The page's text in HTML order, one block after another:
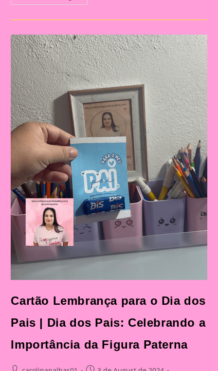
Para
Dia
Dia
Dos
Pais:
Celebração
E
Aprendizado
Na
Educação
Infantil
E
Fundamental
Cartão Lembrança para o Dia dos
Pais | Dia dos Pais: Celebrando a
Importância da Figura Paterna